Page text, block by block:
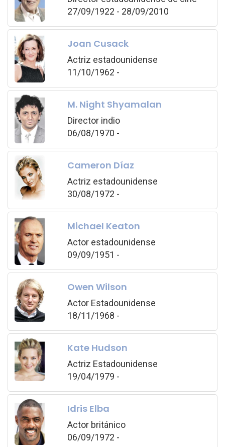
27/09/1922 - 28/09/2010
Joan Cusack
Actriz estadounidense
11/10/1962 -
M. Night Shyamalan
Director indio
06/08/1970 -
Cameron Díaz
Actriz estadounidense
30/08/1972 -
Michael Keaton
Actor estadounidense
09/09/1951 -
Owen Wilson
Actor Estadounidense
18/11/1968 -
Kate Hudson
Actriz Estadounidense
19/04/1979 -
Idris Elba
Actor británico
06/09/1972 -